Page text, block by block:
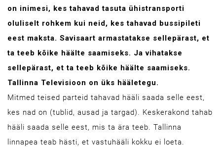
on inimesi, kes tahavad tasuta ühistransporti
oluliselt rohkem kui neid, kes tahavad bussipileti
eest maksta. Savisaart armastatakse sellepärast, et
ta teeb kõike häälte saamiseks. Ja vihatakse
sellepärast, et ta teeb kõike häälte saamiseks.
Tallinna Televisioon on üks hääletegu.
Mitmed teised parteid tahavad hääli saada selle eest,
kes nad on (tublid, ausad ja targad). Keskerakond tahab
hääli saada selle eest, mis ta ära teeb. Tallinna
linnapea teab hästi, et vastuhääli kokku ei loeta.